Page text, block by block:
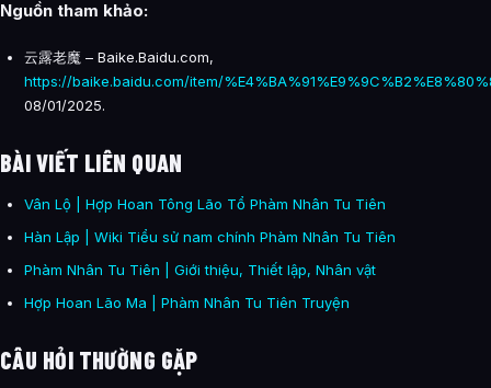
Nguồn tham khảo:
云露老魔 – Baike.Baidu.com,
https://baike.baidu.com/item/
08/01/2025.
BÀI VIẾT LIÊN QUAN
Vân Lộ | Hợp Hoan Tông Lão Tổ Phàm Nhân Tu Tiên
Hàn Lập | Wiki Tiểu sử nam chính Phàm Nhân Tu Tiên
Phàm Nhân Tu Tiên | Giới thiệu, Thiết lập, Nhân vật
Hợp Hoan Lão Ma | Phàm Nhân Tu Tiên Truyện
CÂU HỎI THƯỜNG GẶP